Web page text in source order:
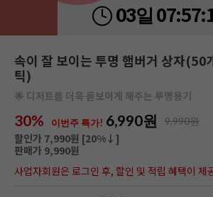
03일 07:57:
속이 잘 보이는 투명 햄버거 상자(50
틱)
🌟 디저트를 더욱 돋보이게 해주는 투명용기
30% 이번주 특가! 6,990원 9,990원
할인가 7,990원 [20%↓]
판매가 9,990원
사업자회원은 로그인 후, 할인 및 적립 혜택이 제